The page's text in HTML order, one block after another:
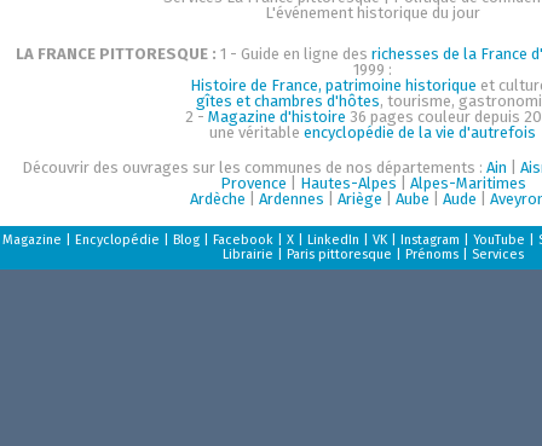
L'événement historique du jour
LA FRANCE PITTORESQUE : 1 - Guide en ligne des richesses de la France
1999 :
Histoire de France, patrimoine historique et
gîtes et chambres d'hôtes, tourisme,
2 - Magazine d'histoire 36 pages couleur depuis
une véritable encyclopédie de la vie d'autrefois
Découvrir des ouvrages sur les communes de nos départements : Ain
Provence
Hautes-Alpes
Alpes-Maritimes
Ardèche
Ardennes Ariège Aube Aude
Magazine Encyclopédie Blog| Facebook| X| LinkedIn VK| Instagram YouTube
Librairie
Paris pittoresque Prénoms| Services